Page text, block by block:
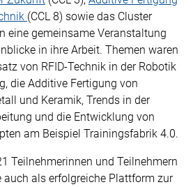
(CCL 8) sowie das Cluster
eine gemeinsame Veranstaltung
in ihre Arbeit. Themen waren
von RFID-Technik in der Robotik
die Additive Fertigung von
und Keramik, Trends in der
und die Entwicklung von
am Beispiel Trainingsfabrik 4.0.
Teilnehmerinnen und Teilnehmern
als erfolgreiche Plattform zur